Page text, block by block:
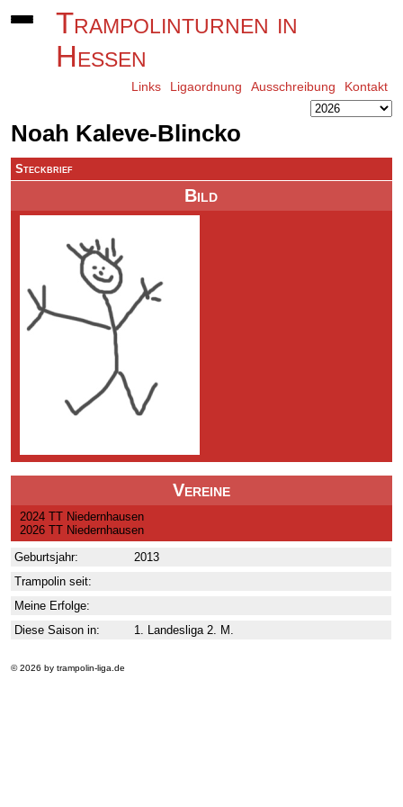
Trampolinturnen in
Hessen
Links Ligaordnung Ausschreibung Kontakt
Noah Kaleve-Blincko
Bild
Vereine
2024 TT Niedernhausen
2026 TT Niedernhausen
Steckbrief
Geburtsjahr:
2013
Trampolin seit:
Meine Erfolge:
Diese Saison in:
1. Landesliga 2. M.
© 2026 by trampolin-liga.de